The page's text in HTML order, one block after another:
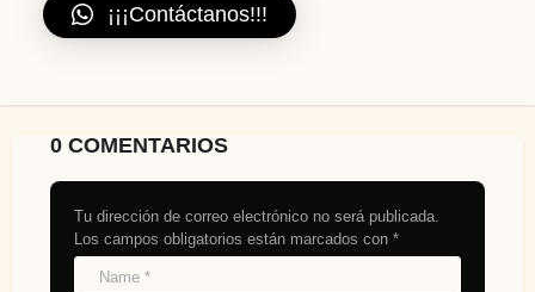
¡¡¡Contáctanos!!!
0 COMENTARIOS
Tu dirección de correo electrónico no será publicada.
Los campos obligatorios están marcados con *